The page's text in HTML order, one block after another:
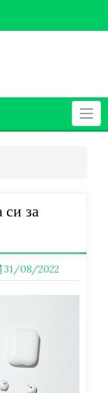
си за
31/08/2022